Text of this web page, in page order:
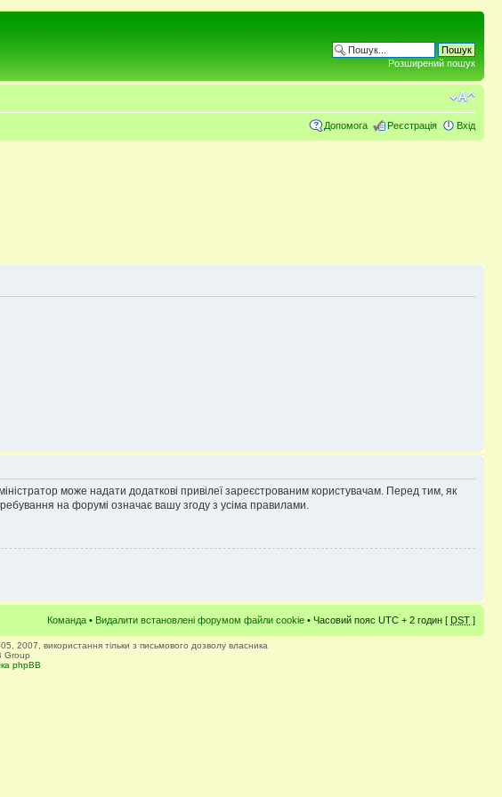
Розширений пошук
Допомога Реєстрація Вхід
може надати додаткові привілеї зареєстрованим користувачам. Перед тим, як
на форумі означає вашу згоду з усіма правилами.
Команда • Видалити встановлені форумом файли cookie • Часовий пояс UTC + 2 годин [ DST ]
2007, використання тільки з письмового дозволу власника
Group
phpBB